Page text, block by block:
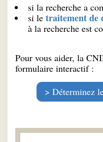
si la recherche a
si le traitement de
à la recherche est
Pour vous aider, la
formulaire interactif :
Déterminez